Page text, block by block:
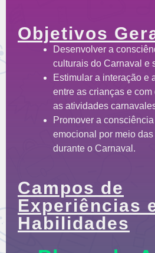
Objetivos
Desenvolver a
culturais do Carnaval e
Estimular a interação e
entre as crianças e
as atividades
Promover a
emocional por meio
durante o Carnaval.
Campos de
Experiências
Habilidades